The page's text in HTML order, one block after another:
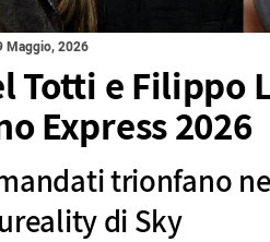
Maggio, 2026
Totti e Filippo
Express 2026
trionfano
di Sky